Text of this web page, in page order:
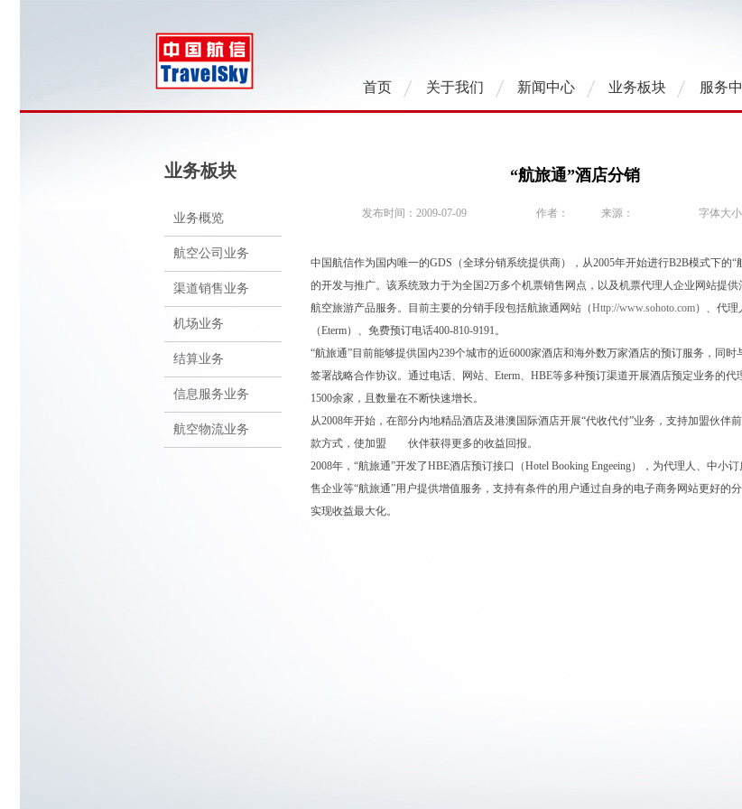
首页 关于我们 新闻中心 业务板块 服务
业务板块
业务概览
航空公司业务
渠道销售业务
机场业务
结算业务
信息服务业务
航空物流业务
“航旅通”酒店分销
发布时间：2009-07-09 作者： 来源： 字体大
中国航信作为国内唯一的GDS（全球分销系统提供商），从2005年开始进行B2B模式下的“
的开发与推广。该系统致力于为全国2万多个机票销售网点，以及机票代理人企业网站提供
航空旅游产品服务。目前主要的分销手段包括航旅通网站（Http://www.sohoto.com）、代
（Eterm）、免费预订电话400-810-9191。
“航旅通”目前能够提供国内239个城市的近6000家酒店和海外数万家酒店的预订服务，同时
签署战略合作协议。通过电话、网站、Eterm、HBE等多种预订渠道开展酒店预定业务的代
1500余家，且数量在不断快速增长。
从2008年开始，在部分内地精品酒店及港澳国际酒店开展“代收代付”业务，支持加盟伙伴
款方式，使加盟 伙伴获得更多的收益回报。
2008年，“航旅通”开发了HBE酒店预订接口（Hotel Booking Engeeing），为代理人、中小
售企业等“航旅通”用户提供增值服务，支持有条件的用户通过自身的电子商务网站更好的
实现收益最大化。